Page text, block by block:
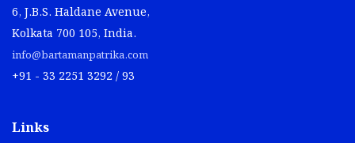
6, J.B.S. Haldane Avenue,
Kolkata 700 105, India.
info@bartamanpatrika.com
+91 - 33 2251 3292 / 93
Links